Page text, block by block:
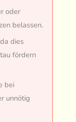
oder
belassen.
dies
fördern
bei
unnötig